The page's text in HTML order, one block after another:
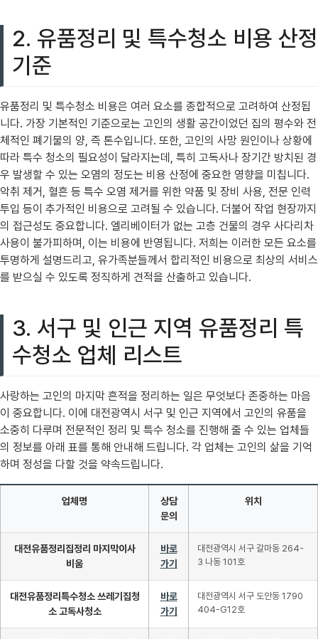
2. 유품정리 및 특수청소 비용 산정
기준
유품정리 및 특수청소 비용은 여러 요소를 종합적으로 고려하여 산정됩
니다. 가장 기본적인 기준으로는 고인의 생활 공간이었던 집의 평수와 전
체적인 폐기물의 양, 즉 톤수입니다. 또한, 고인의 사망 원인이나 상황에
따라 특수 청소의 필요성이 달라지는데, 특히 고독사나 장기간 방치된 경
우 발생할 수 있는 오염의 정도는 비용 산정에 중요한 영향을 미칩니다.
악취 제거, 혈흔 등 특수 오염 제거를 위한 약품 및 장비 사용, 전문 인력
투입 등이 추가적인 비용으로 고려될 수 있습니다. 더불어 작업 현장까지
의 접근성도 중요합니다. 엘리베이터가 없는 고층 건물의 경우 사다리차
사용이 불가피하며, 이는 비용에 반영됩니다. 저희는 이러한 모든 요소를
투명하게 설명드리고, 유가족분들께서 합리적인 비용으로 최상의 서비스
를 받으실 수 있도록 정직하게 견적을 산출하고 있습니다.
3. 서구 및 인근 지역 유품정리 특
수청소 업체 리스트
사랑하는 고인의 마지막 흔적을 정리하는 일은 무엇보다 존중하는 마음
이 중요합니다. 이에 대전광역시 서구 및 인근 지역에서 고인의 유품을
소중히 다루며 전문적인 정리 및 특수 청소를 진행해 줄 수 있는 업체들
의 정보를 아래 표를 통해 안내해 드립니다. 각 업체는 고인의 삶을 기억
하며 정성을 다할 것을 약속드립니다.
업체명
상담
문의
위치
대전유품정리집정리 마지막이사
비움
바로
가기
대전광역시 서구 갈마동 264-
3 나동 101호
대전유품정리특수청소 쓰레기집청
소 고독사청소
바로
가기
대전광역시 서구 도안동 1790
404-G12호